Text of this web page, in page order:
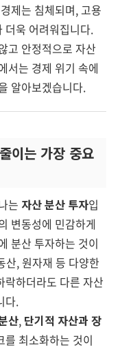
제는 침체되며, 고용
더욱 어려워집니다.
고 안정적으로 자산
서는 경제 위기 속에
알아보겠습니다.
이는 가장 중요
는 자산 분산 투자입
변동성에 민감하게
분산 투자하는 것이
산, 원자재 등 다양한
하더라도 다른 자산
다.
산, 단기적 자산과 장
최소화하는 것이